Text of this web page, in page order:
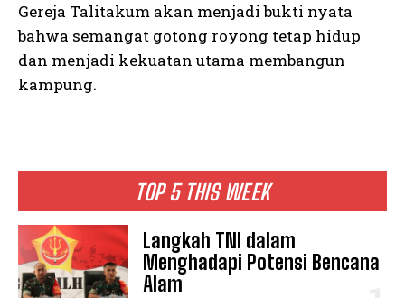
TOP 5 THIS WEEK
Langkah TNI dalam
Menghadapi Potensi Bencana
Alam
Gereja Talitakum akan menjadi bukti nyata
bahwa semangat gotong royong tetap hidup
dan menjadi kekuatan utama membangun
kampung.